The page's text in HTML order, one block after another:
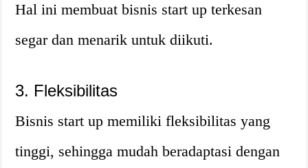
Hal ini membuat bisnis start up terkesan
segar dan menarik untuk diikuti.
3. Fleksibilitas
Bisnis start up memiliki fleksibilitas yang
tinggi, sehingga mudah beradaptasi dengan